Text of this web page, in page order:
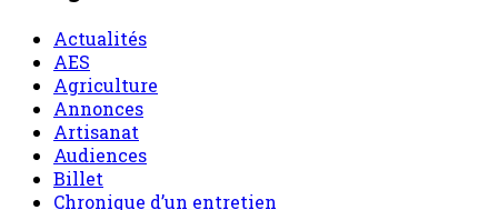
Actualités
AES
Agriculture
Annonces
Artisanat
Audiences
Billet
Chronique d’un entretien